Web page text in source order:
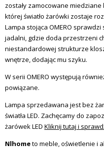
zostały zamocowane
której światło żarówki zostaje
Lampa stojąca OMERO
jadalni, gdzie doda przestrzeni
niestandardowej strukturze
wnętrze, dodając mu szyku.
W serii OMERO występują
powiązane.
Lampa sprzedawana jest bez
światła LED. Zachęcamy do
żarówek LED Kliknij tutaj i
Nlhometo meble, oświetlenie i